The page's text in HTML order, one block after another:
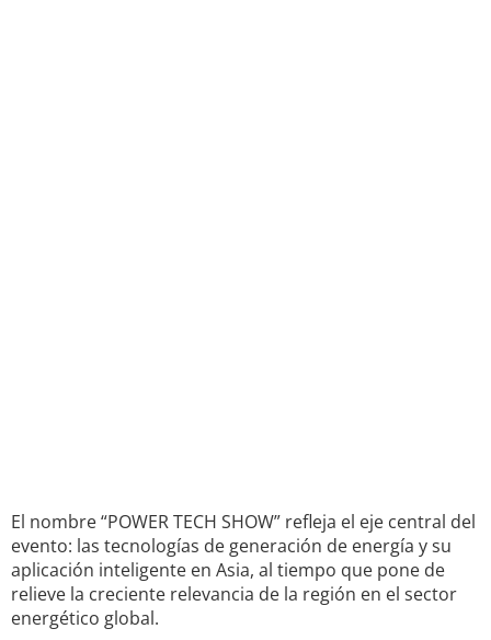
El nombre “POWER TECH SHOW” refleja el eje central del
evento: las tecnologías de generación de energía y su
aplicación inteligente en Asia, al tiempo que pone de
relieve la creciente relevancia de la región en el sector
energético global.